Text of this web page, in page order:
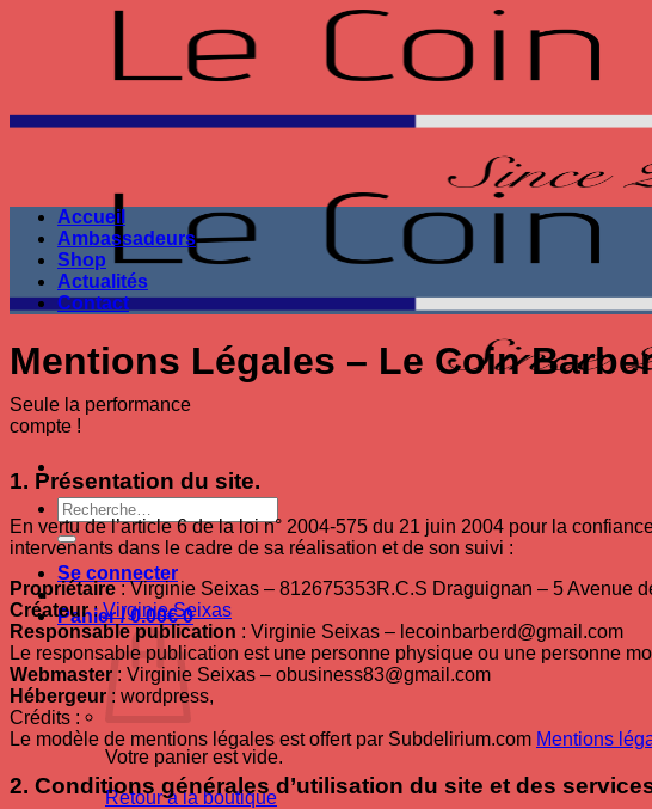
Seule la performance
compte !
Recherche
pour :
Se connecter
Panier /0.00€ 0
Votre panier est vide.
Retour à la boutique
Accueil
Ambassadeurs
Shop
Actualités
Contact
Mentions Légales – Le Coin
1. Présentation du site.
En vertu de l’article 6 de la loi n° 2004-575 du 21 juin 2004 pour la
intervenants dans le cadre de sa réalisation et de son suivi :
Propriétaire: Virginie Seixas – 812675353R.C.S Draguignan – 5 Avenue
Créateur:Virginie Seixas
Responsable publication : Virginie Seixas – lecoinbarberd@gmail.com
Le responsable publication est une personne physique ou une personne
Webmaster : Virginie Seixas – obusiness83@gmail.com
Hébergeur : wordpress,
Crédits :
Le modèle de mentions légales est offert par Subdelirium.com Mentions
2. Conditions générales d’utilisation du site et des